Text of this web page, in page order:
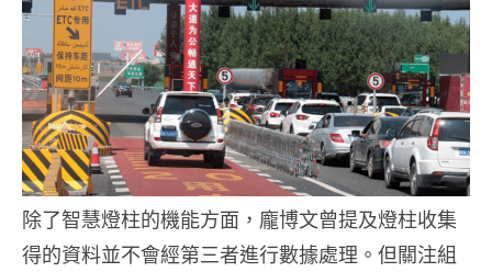
除了智慧燈柱的機能方面，龐博文曾提及燈柱收集
得的資料並不會經第三者進行數據處理。但關注組